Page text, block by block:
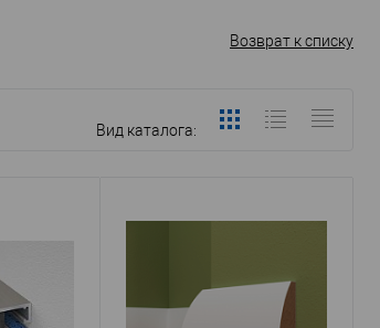
Возврат к списку
Вид каталога: